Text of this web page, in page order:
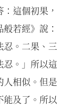
這個初果，
若經》說：
忍。二果、三
忍。」所以這
人相似。但是
及了。所以